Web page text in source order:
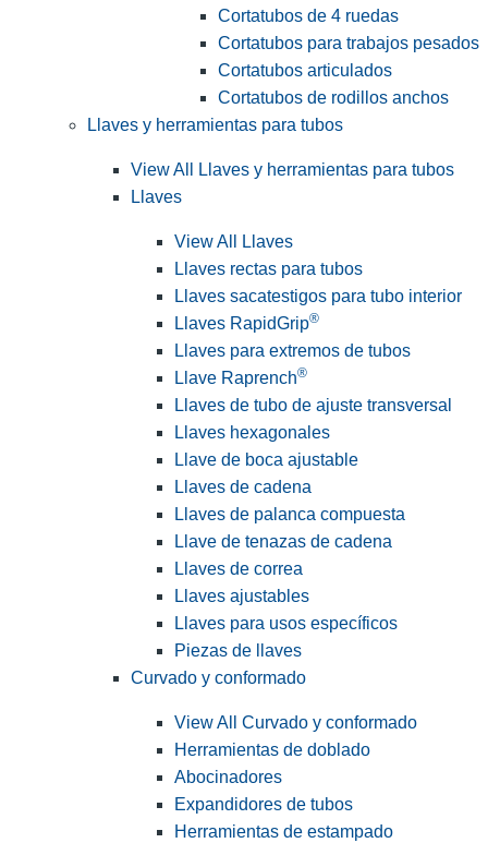
Cortatubos de 4 ruedas
Cortatubos para trabajos pesados
Cortatubos articulados
Cortatubos de rodillos anchos
Llaves y herramientas para tubos
View All Llaves y herramientas para tubos
Llaves
View All Llaves
Llaves rectas para tubos
Llaves sacatestigos para tubo interior
Llaves RapidGrip®
Llaves para extremos de tubos
Llave Raprench®
Llaves de tubo de ajuste transversal
Llaves hexagonales
Llave de boca ajustable
Llaves de cadena
Llaves de palanca compuesta
Llave de tenazas de cadena
Llaves de correa
Llaves ajustables
Llaves para usos específicos
Piezas de llaves
Curvado y conformado
View All Curvado y conformado
Herramientas de doblado
Abocinadores
Expandidores de tubos
Herramientas de estampado